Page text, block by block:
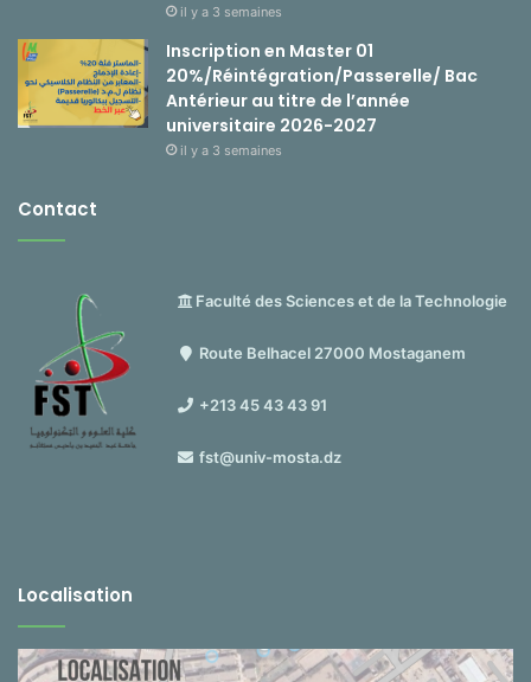
il y a 3 semaines
Inscription en Master 01
20%/Réintégration/Passerelle/ Bac
Antérieur au titre de l’année
universitaire 2026-2027
il y a 3 semaines
Contact
Faculté des Sciences et de la Technologie
Route Belhacel 27000 Mostaganem
+213 45 43 43 91
fst@univ-mosta.dz
Localisation